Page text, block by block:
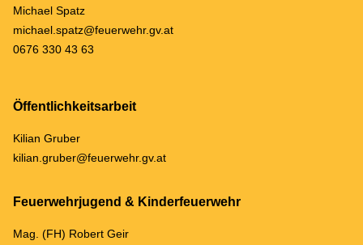
Michael Spatz
michael.spatz@feuerwehr.gv.at
0676 330 43 63
Öffentlichkeitsarbeit
Kilian Gruber
kilian.gruber@feuerwehr.gv.at
Feuerwehrjugend & Kinderfeuerwehr
Mag. (FH) Robert Geir